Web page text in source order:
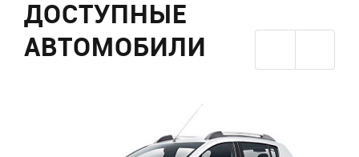
ДОСТУПНЫЕ
АВТОМОБИЛИ